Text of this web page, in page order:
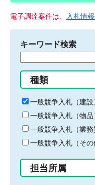
電子調達案件は、 入札情
キーワード検索
る
キ
ー
ワ
ー
ド
入
力
種類
一般競争入札（建設
一般競争入札（物品
一般競争入札（業務
一般競争入札（その
担当所属